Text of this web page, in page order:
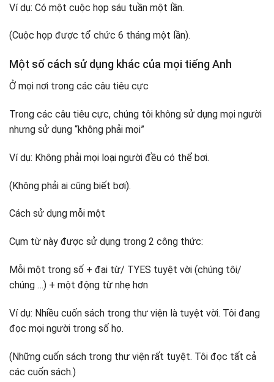
Ví dụ: Có một cuộc họp sáu tuần một lần.
(Cuộc họp được tổ chức 6 tháng một lần).
Một số cách sử dụng khác của mọi tiếng Anh
Ở mọi nơi trong các câu tiêu cực
Trong các câu tiêu cực, chúng tôi không sử dụng mọi người
nhưng sử dụng “không phải mọi”
Ví dụ: Không phải mọi loại người đều có thể bơi.
(Không phải ai cũng biết bơi).
Cách sử dụng mỗi một
Cụm từ này được sử dụng trong 2 công thức:
Mỗi một trong số + đại từ/ TYES tuyệt vời (chúng tôi/
chúng …) + một động từ nhẹ hơn
Ví dụ: Nhiều cuốn sách trong thư viện là tuyệt vời. Tôi đang
đọc mọi người trong số họ.
(Những cuốn sách trong thư viện rất tuyệt. Tôi đọc tất cả
các cuốn sách.)